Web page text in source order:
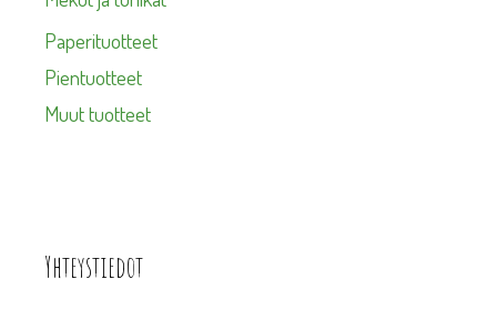
Paperituotteet
Pientuotteet
Muut tuotteet
Yhteystiedot